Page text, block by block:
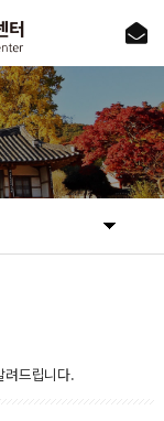
려드립니다.